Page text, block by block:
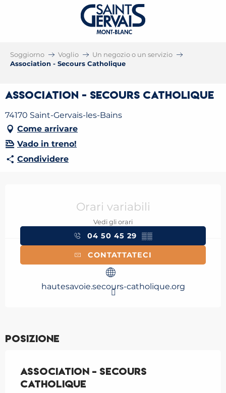
Soggiorno Voglio
Un negozio o un servizio
Association - Secours Catholique
Association - Secours Catholique
74170 Saint-Gervais-les-Bains
Come arrivare
Vado in treno!
Condividere
Orari variabili
Vedi gli orari
04 50 45 29 ▒▒
CONTATTATECI
hautesavoie.secours-catholique.org
Posizione
Association - Secours
Catholique